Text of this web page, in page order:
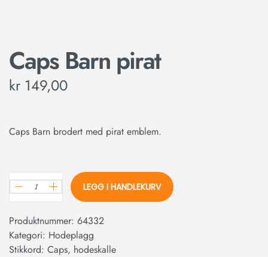
Caps Barn pirat
kr 149,00
Caps Barn brodert med pirat emblem.
LEGG I HANDLEKURV
Produktnummer: 64332
Kategori: Hodeplagg
Stikkord: Caps, hodeskalle